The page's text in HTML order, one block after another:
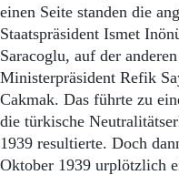
einen Seite standen die
Staatspräsident Ismet
Saracoglu, auf der
Ministerpräsident Refik
Cakmak. Das führte zu
die türkische
1939 resultierte. Doch
Oktober 1939 urplötzlich